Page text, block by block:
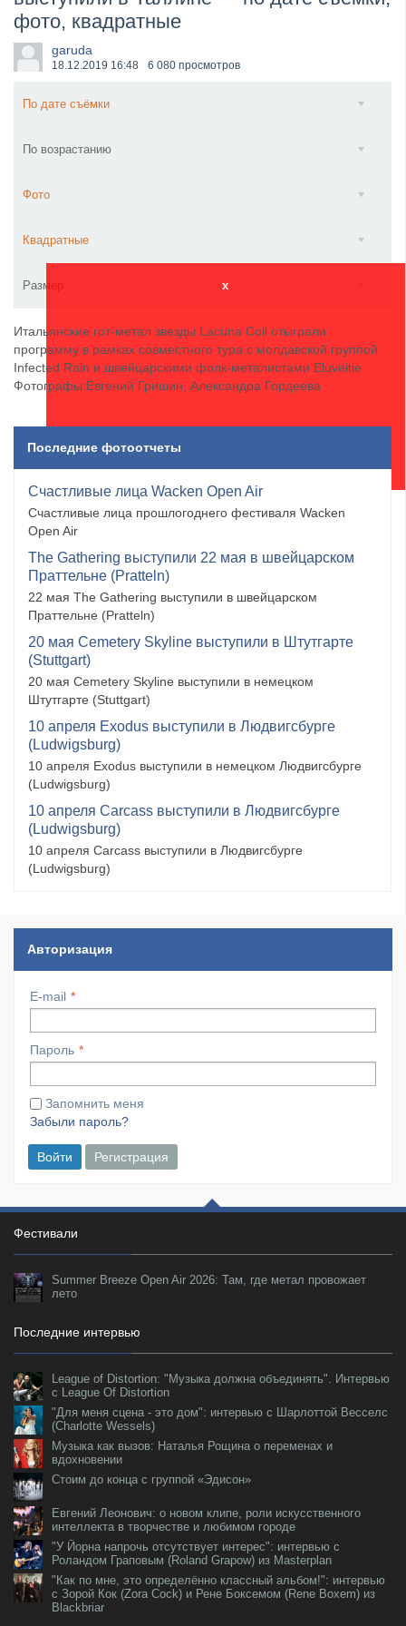
​Anthrax выпустили новый сингл и клип «Everybod...
фото, квадратные
garuda
18.12.2019 16:48 6 080 просмотров
По дате съёмки
По возрастанию
Фото
Квадратные
Размер x
Итальянские гот-метал звезды Lacuna Coil отыграли
программу в рамках совместного тура с молдавской группой
Infected Rain и швейцарскими фолк-металистами Eluveitie
Фотографы:Евгений Гришин, Александра Гордеева
Последние фотоотчеты
Счастливые лица Wacken Open Air
Счастливые лица прошлогоднего фестиваля Wacken
Open Air
The Gathering выступили 22 мая в швейцарском
Праттельне (Pratteln)
22 мая The Gathering выступили в швейцарском
Праттельне (Pratteln)
20 мая Cemetery Skyline выступили в Штутгарте
(Stuttgart)
20 мая Cemetery Skyline выступили в немецком
Штутгарте (Stuttgart)
10 апреля Exodus выступили в Людвигсбурге
(Ludwigsburg)
10 апреля Exodus выступили в немецком Людвигсбурге
(Ludwigsburg)
10 апреля Carcass выступили в Людвигсбурге
(Ludwigsburg)
10 апреля Carcass выступили в Людвигсбурге
(Ludwigsburg)
Авторизация
E-mail
Пароль
Запомнить меня
Забыли пароль?
Войти Регистрация
Фестивали
Summer Breeze Open Air 2026: Там, где метал провожает
лето
Последние интервью
League of Distortion: "Музыка должна объединять". Интервью
с League Of Distortion
"Для меня сцена - это дом": интервью с Шарлоттой Весселс
(Charlotte Wessels)
Музыка как вызов: Наталья Рощина о переменах и
вдохновении
Стоим до конца с группой «Эдисон»
Евгений Леонович: о новом клипе, роли искусственного
интеллекта в творчестве и любимом городе
"У Йорна напрочь отсутствует интерес": интервью с
Роландом Граповым (Roland Grapow) из Masterplan
"Как по мне, это определённо классный альбом!": интервью
с Зорой Кок (Zora Cock) и Рене Боксемом (Rene Boxem) из
Blackbriar